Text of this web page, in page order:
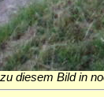
diesem Bild in